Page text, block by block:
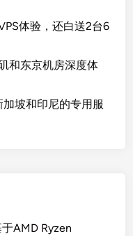
体验，还白送2台6
和东京机房深度体
坡和印尼的专用服
AMD Ryzen